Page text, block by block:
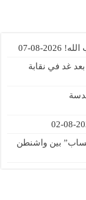
2026-08-07
غد في نقابة
بين واشنطن